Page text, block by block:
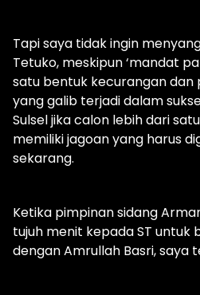
Tapi saya tidak ingin
Tetuko, meskipun ‘mandat
satu bentuk kecurangan dan
yang galib terjadi dalam
Sulsel jika calon lebih dari
memiliki jagoan yang harus
sekarang.
Ketika pimpinan sidang
tujuh menit kepada ST untuk
dengan Amrullah Basri, saya